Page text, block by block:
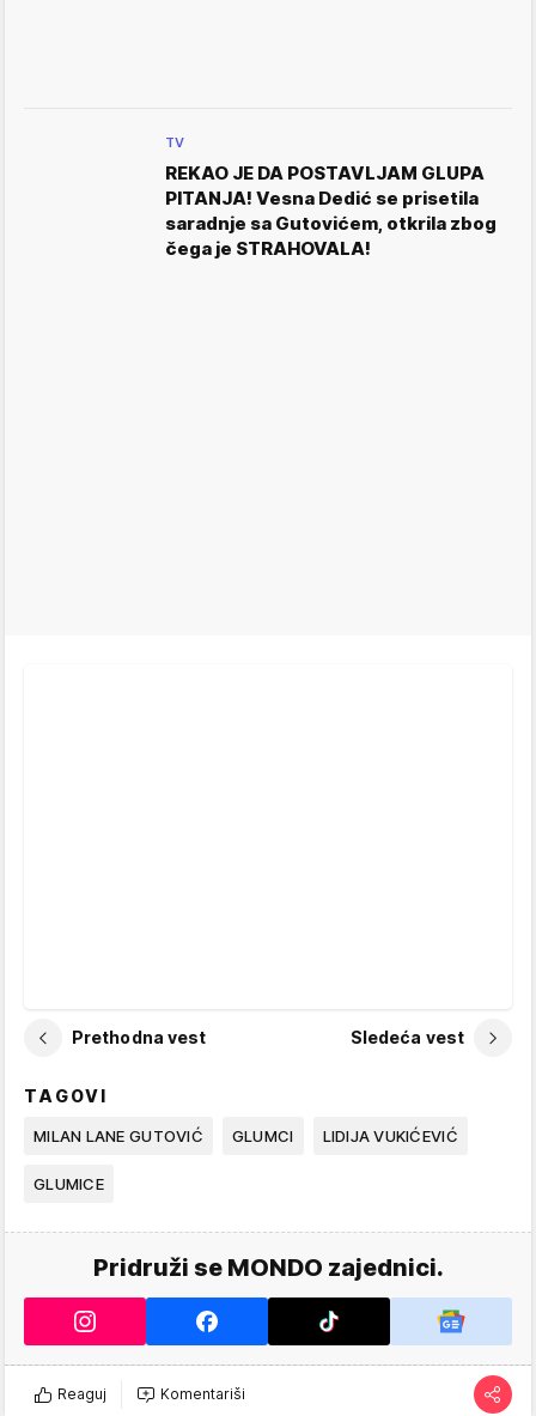
TV
REKAO JE DA POSTAVLJAM GLUPA
PITANJA! Vesna Dedić se prisetila
saradnje sa Gutovićem, otkrila zbog
čega je STRAHOVALA!
Prethodna vest Sledeća vest
TAGOVI
MILAN LANE GUTOVIĆ GLUMCI LIDIJA VUKIĆEVIĆ
GLUMICE
Pridruži se MONDO zajednici.
Reaguj Komentariši